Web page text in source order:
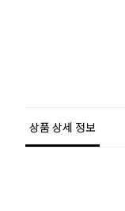
상품 상세 정보